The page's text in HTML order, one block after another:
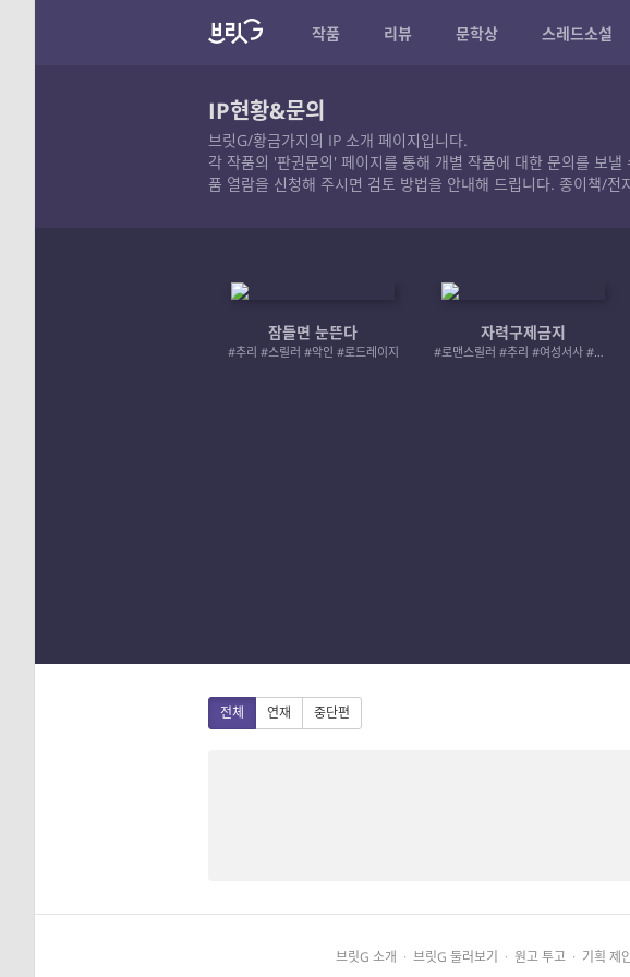
작품 리뷰 문학상 스레드소설
IP현황&문의
브릿G/황금가지의 IP 소개 페이지입니다.
각 작품의 '판권문의' 페이지를 통해 개별 작품에 대한 문의를 보
품 열람을 신청해 주시면 검토 방법을 안내해 드립니다. 종이책/
잠들면 눈뜬다
#추리 #스릴러 #악인 #로드레이지
자력구제금지
#로맨스릴러 #추리 #여성서사 #사적제재
전체 연재 중단편
브릿G 소개 · 브릿G 둘러보기 · 원고 투고 · 기획 제